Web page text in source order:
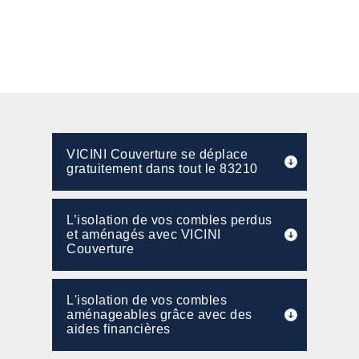
VICINI Couverture se déplace
gratuitement dans tout le 83210
L’isolation de vos combles perdus
et aménagés avec VICINI
Couverture
L'isolation de vos combles
aménageables grâce avec des
aides financières